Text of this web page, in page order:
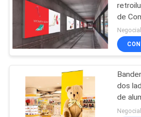
ÉNTRENOS
CONTACTO
CON
NOTICIAS
paredes de
de
pared
para
de
dos
de